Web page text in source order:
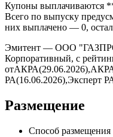
Купоны выплачиваются
Всего по выпуску
них выплачено — 0,
Эмитент — ООО
Корпоративный, с
РА(16.06.2026),Эксперт
Размещение
Способ размещения